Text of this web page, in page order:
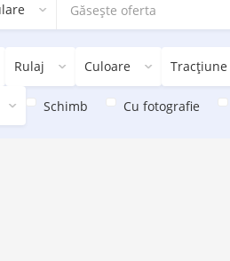
Rulaj Culoare Tracțiune
Schimb Cu fotografie